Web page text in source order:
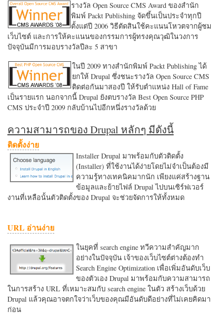
รางวัล Open Source CMS Award ของสำนัก
พิมพ์ Packt Publishing จัดขึ้นเป็นประจำทุกปี
ตั้งแต่ปี 2006 วิธีตัดสินใช้คะแนนโหวตจากผู้ชม
เว็บไซต์ และการให้คะแนนของกรรมการผู้ทรงคุณวุฒิในวงการ
ปัจจุบันมีการมอบรางวัลปีละ 5 สาขา
ในปี 2009 ทางสำนักพิมพ์ Packt Publishing ได้
ยกให้ Drupal ซึ่งชนะรางวัล Open Source CMS
ติดต่อกันมาสองปี ให้รับตำแหน่ง Hall of Fame
เป็นรายแรก นอกจากนี้ Drupal ยังตบรางวัล Best Open Source PHP
CMS ประจำปี 2009 กลับบ้านไปอีกหนึ่งรางวัลด้วย
ความสามารถของ Drupal หลักๆ มีดังนี้
ติดตั้งง่าย
Installer Drupal มาพร้อมกับตัวติดตั้ง
(Installer) ที่ใช้งานได้ง่ายโดยไม่จำเป็นต้องมี
ความรู้ทางเทคนิคมากนัก เพียงแค่สร้างฐาน
ข้อมูลและย้ายไฟล์ Drupal ไปบนเซิร์ฟเวอร์
งานที่เหลือนั้นตัวติดตั้งของ Drupal จะช่วยจัดการให้ทั้งหมด
URL อ่านง่าย
ในยุคที่ search engine ทวีความสำคัญมาก
อย่างในปัจจุบัน เจ้าของเว็บไซต์ต่างต้องทำ
Search Engine Optimization เพื่อเพิ่มอันดับเว็บ
ของตัวเอง Drupal มาพร้อมกับความสามารถ
ในการสร้าง URL ที่เหมาะสมกับ search engine ในตัว สร้างเว็บด้วย
Drupal แล้วคุณอาจตกใจว่าเว็บของคุณมีอันดับดีอย่างที่ไม่เคยคิดมา
ก่อน